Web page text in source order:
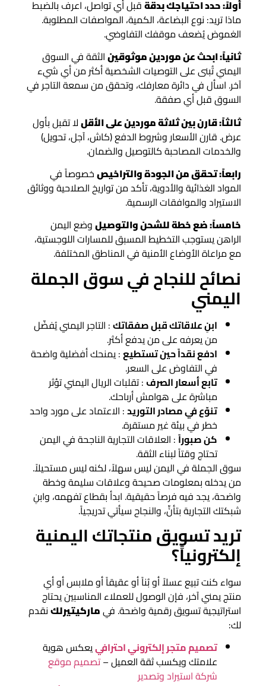
أولاً: حدد احتياجك بدقةقبل أي تواصل، اعرف بالضبط
ماذا تريد: نوع البضاعة، الكمية، المواصفات المطلوبة.
الغموض يُضعف موقفك التفاوضي.
ثانياً: ابحث عن موردين موثوقينالثقة في السوق
اليمني تُبنى على التوصيات الشخصية أكثر من أي شيء
آخر. اسأل في دائرة معارفك، وتحقق من سمعة التاجر في
السوق قبل أي صفقة.
ثالثاً: قارن بين ثلاثة موردين على الأقللا تقبل بأول
عرض. قارن الأسعار وشروط الدفع (كاش، آجل، تحويل)
والخدمات المصاحبة كالتوصيل والضمان.
رابعاً: تحقق من الجودة والتراخيصخصوصاً في
المواد الغذائية والأدوية، تأكد من تواريخ الصلاحية ووثائق
الاستيراد والموافقات الرسمية.
خامساً: ضع خطة للشحن والتوصيلوضع اليمن
الراهن يستوجب التخطيط المسبق للمسارات اللوجستية،
مع مراعاة الأوضاع الأمنية في المناطق المختلفة.
نصائح للنجاح في سوق الجملة
اليمني
ابنِ علاقاتك قبل صفقاتك: التاجر اليمني يُفضّل
من يعرفه على من يدفع أكثر.
ادفع نقداً حين تستطيع: يمنحك أفضلية واضحة
في التفاوض على السعر.
تابع أسعار الصرف: تقلبات الريال اليمني تؤثر
مباشرة على هوامش أرباحك.
تنوّع في مصادر التوريد: الاعتماد على مورد واحد
خطر في بيئة غير مستقرة.
كن صبوراً: العلاقات التجارية الناجحة في اليمن
تحتاج وقتاً لبناء الثقة.
سوق الجملة في اليمن ليس سهلاً، لكنه ليس مستحيلاً.
من يدخله بمعلومات صحيحة وعلاقات سليمة وخطة
واضحة، يجد فيه فرصاً حقيقية. ابدأ بقطاع تفهمه، وابنِ
شبكتك التجارية بتأنٍّ، والنجاح سيأتي تدريجياً.
تريد تسويق منتجاتك اليمنية
إلكترونياً؟
سواء كنت تبيع عسلاً أو بُناً أو عقيقاً أو ملابس أو أي
منتج يمني آخر، فإن الوصول للعملاء المناسبين يحتاج
استراتيجية تسويق رقمية واضحة. فيماركيتيرلكنقدم
لك:
تصميم متجر إلكتروني احترافييعكس هوية
علامتك ويكسب ثقة العميل –تصميم موقع
شركة استيراد وتصدير